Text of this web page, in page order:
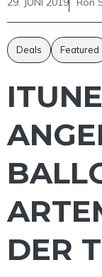
Deals Featured
DER